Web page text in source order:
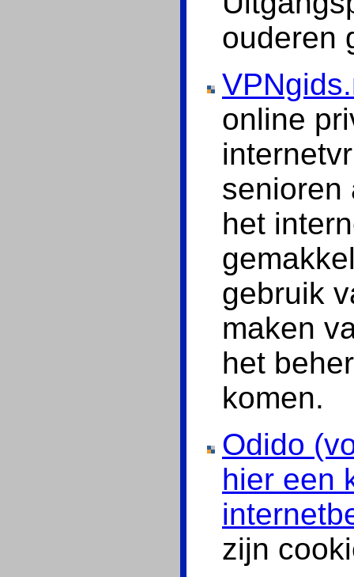
ouderen
online
senioren
het
gebruik
maken
het
komen.
Odido
hier een
zijn